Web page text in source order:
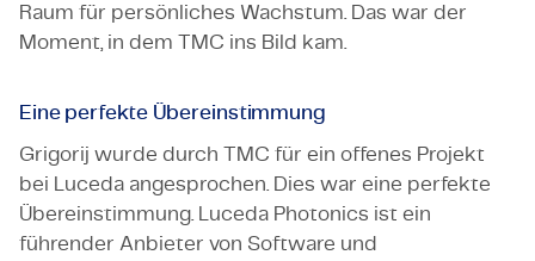
Raum für persönliches Wachstum. Das war der
Moment, in dem TMC ins Bild kam.
Eine perfekte Übereinstimmung
Grigorij wurde durch TMC für ein offenes Projekt
bei Luceda angesprochen. Dies war eine perfekte
Übereinstimmung. Luceda Photonics ist ein
führender Anbieter von Software und